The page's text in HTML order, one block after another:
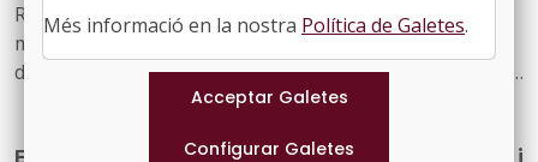
Resolució CLT/2702/2026, de 24 de juliol, per la qual es
modifica la dotació de la convocatòria per a la concessió
de subvencions, en règim de concurrència competitiva, a
festivals de música d'alt interès cultural (ref. BDNS
Més informació en la nostra Política de Galetes.